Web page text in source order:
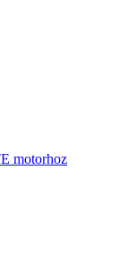
motorhoz